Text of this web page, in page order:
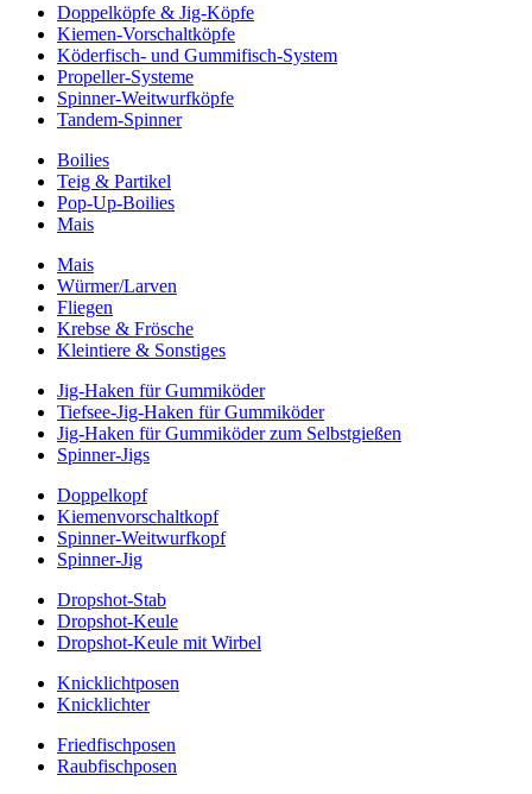
Doppelköpfe & Jig-Köpfe
Kiemen-Vorschaltköpfe
Köderfisch- und Gummifisch-System
Propeller-Systeme
Spinner-Weitwurfköpfe
Tandem-Spinner
Boilies
Teig & Partikel
Pop-Up-Boilies
Mais
Mais
Würmer/Larven
Fliegen
Krebse & Frösche
Kleintiere & Sonstiges
Jig-Haken für Gummiköder
Tiefsee-Jig-Haken für Gummiköder
Jig-Haken für Gummiköder zum Selbstgießen
Spinner-Jigs
Doppelkopf
Kiemenvorschaltkopf
Spinner-Weitwurfkopf
Spinner-Jig
Dropshot-Stab
Dropshot-Keule
Dropshot-Keule mit Wirbel
Knicklichtposen
Knicklichter
Friedfischposen
Raubfischposen